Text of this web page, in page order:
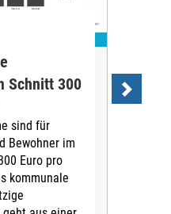
Schnitt 300
sind für
Bewohner im
Euro pro
kommunale